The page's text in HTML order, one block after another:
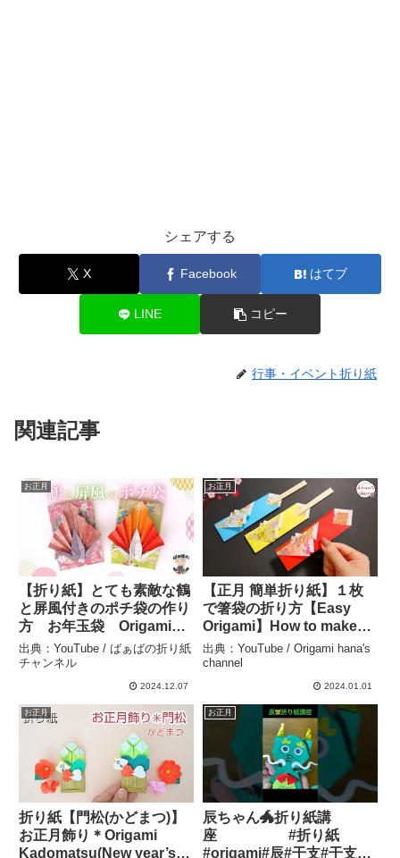
シェアする
X Facebook はてブ
LINE コピー
行事・イベント折り紙
関連記事
お正月
【折り紙】とても素敵な鶴
と屏風付きのポチ袋の作り
方 お年玉袋 Origami
Crane Envelope【音声解
説あり】 / ばぁばの折り紙
– ばぁばの折り紙チャンネ
出典：YouTube / ばぁばの折り紙
チャンネル
2024.12.07
お正月
【正月 簡単折り紙】１枚
で箸袋の折り方【Easy
Origami】How to make
Chopstick bag easy
folding paper 색종이접
기 젓가락봉투 折纸 紅
hana’s channel
出典：YouTube / Origami hana's
channel
2024.01.01
お正月
折り紙【門松(かどまつ)】
お正月飾り＊Origami
Kadomatsu(New year’s
お正月
辰ちゃん🐲折り紙講
座 #折り紙
#origami#辰#干支#干支折